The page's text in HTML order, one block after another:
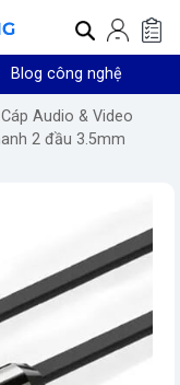
Blog công nghệ
Cáp Audio & Video